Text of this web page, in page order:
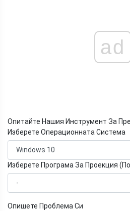
ad
Опитайте Нашия Инструмент За
Изберете Операционната Система
Изберете Програма За Проекция
Опишете Проблема Си